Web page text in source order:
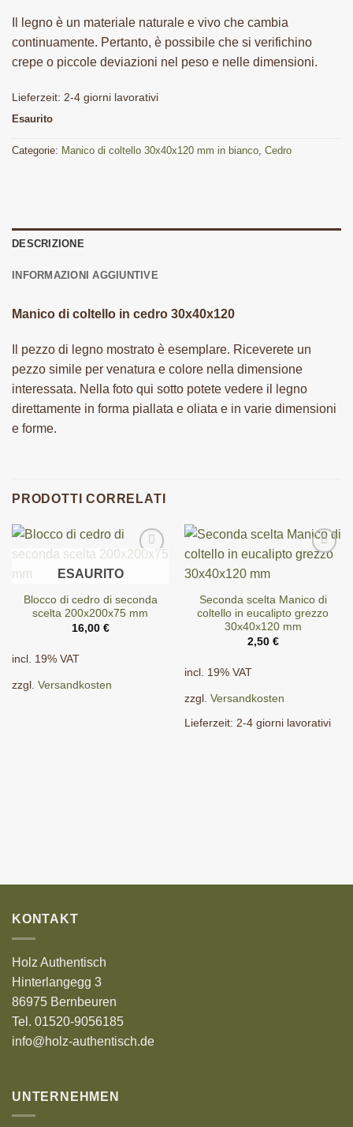
Il legno è un materiale naturale e vivo che cambia
continuamente. Pertanto, è possibile che si verifichino
crepe o piccole deviazioni nel peso e nelle dimensioni.
Lieferzeit: 2-4 giorni lavorativi
Esaurito
Categorie: Manico di coltello 30x40x120 mm in bianco Cedro
DESCRIZIONE
INFORMAZIONI AGGIUNTIVE
Manico di coltello in cedro 30x40x120
Il pezzo di legno mostrato è esemplare. Riceverete un
pezzo simile per venatura e colore nella dimensione
interessata. Nella foto qui sotto potete vedere il legno
direttamente in forma piallata e oliata e in varie dimensioni
e forme.
PRODOTTI CORRELATI
ESAURITO
Blocco di cedro di seconda
scelta 200x200x75 mm
16,00 €
incl. 19% VAT
zzgl. Versandkosten
Seconda scelta Manico di
coltello in eucalipto grezzo
30x40x120 mm
2,50 €
incl. 19% VAT
zzgl. Versandkosten
Lieferzeit: 2-4 giorni lavorativi
KONTAKT
Holz Authentisch
Hinterlangegg 3
86975 Bernbeuren
Tel. 01520-9056185
info@holz-authentisch.de
UNTERNEHMEN